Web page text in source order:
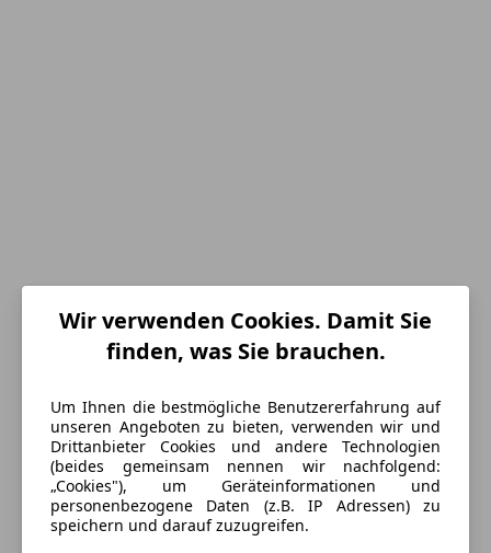
Energieverbrauch
Schadstoffklasse
Euro 6
Kraftstoff
Super Plus 98
Kraftstoffverbrauch
8,10l/100 km (komb.)
CO₂-Emissionen
192 g/km (komb.)
Wir verwenden Cookies. Damit Sie
finden, was Sie brauchen.
Um Ihnen die bestmögliche Benutzererfahrung auf
unseren Angeboten zu bieten, verwenden wir und
Drittanbieter Cookies und andere Technologien
(beides gemeinsam nennen wir nachfolgend:
„Cookies"), um Geräteinformationen und
personenbezogene Daten (z.B. IP Adressen) zu
speichern und darauf zuzugreifen.